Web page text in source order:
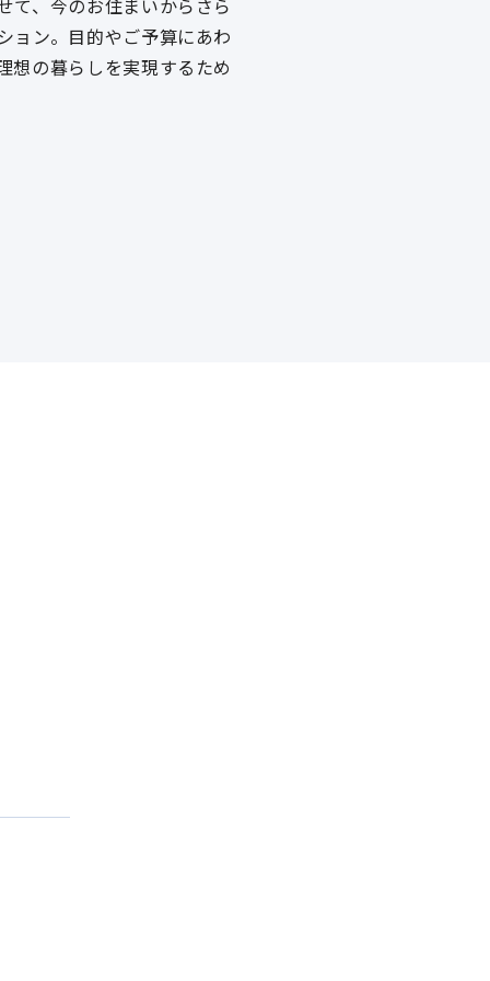
て、今のお住まいからさら
ョン。目的やご予算にあわ
想の暮らしを実現するため